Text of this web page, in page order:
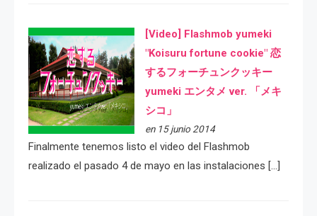
[Video] Flashmob yumeki
"Koisuru fortune cookie" 恋
するフォーチュンクッキー
yumeki エンタメ ver. 「メキ
シコ」
en 15 junio 2014
Finalmente tenemos listo el video del Flashmob
realizado el pasado 4 de mayo en las instalaciones […]